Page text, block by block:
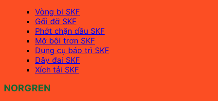
Vòng bi SKF
Gối đỡ SKF
Phớt chặn dầu SKF
Mỡ bôi trơn SKF
Dụng cụ bảo trì SKF
Dây đai SKF
Xích tải SKF
NORGREN